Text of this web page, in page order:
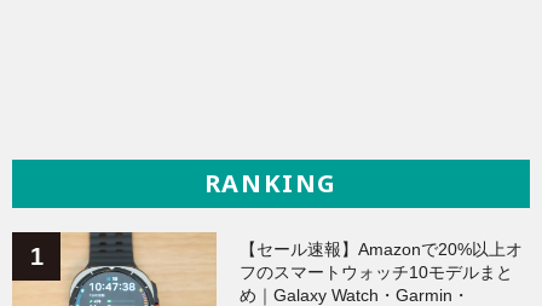
RANKING
【セール速報】Amazonで20%以上オ
フのスマートウォッチ10モデルまと
め｜Galaxy Watch・Garmin・